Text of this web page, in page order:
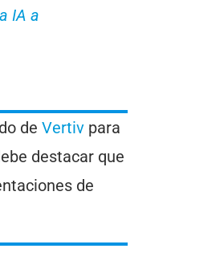
IA a
de Vertiv para
destacar que
de